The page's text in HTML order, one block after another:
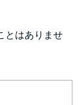
とはありませ